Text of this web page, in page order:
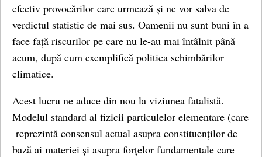
efectiv provocărilor care urmează și ne vor salva de
verdictul statistic de mai sus. Oamenii nu sunt buni în a
face față riscurilor pe care nu le-au mai întâlnit până
acum, după cum exemplifică politica schimbărilor
climatice.
Acest lucru ne aduce din nou la viziunea fatalistă.
Modelul standard al fizicii particulelor elementare (care
reprezintă consensul actual asupra constituenților de
bază ai materiei și asupra forțelor fundamentale care